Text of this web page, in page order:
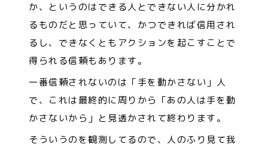
か、というのはできる人とできない人に分かれ
るものだと思っていて、かつできれば信用され
るし、できなくともアクションを起こすことで
得られる信頼もあります。
一番信頼されないのは「手を動かさない」人
で、これは最終的に周りから「あの人は手を動
かさないから」と見透かされて終わります。
そういうのを観測してるので、人のふり見て我